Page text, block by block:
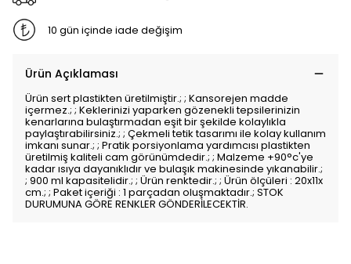
10 gün içinde iade değişim
Ürün Açıklaması
Ürün sert plastikten üretilmiştir.; ; Kansorejen madde
içermez.; ; Keklerinizi yaparken gözenekli tepsilerinizin
kenarlarına bulaştırmadan eşit bir şekilde kolaylıkla
paylaştırabilirsiniz.; ; Çekmeli tetik tasarımı ile kolay kullanım
imkanı sunar.; ; Pratik porsiyonlama yardımcısı plastikten
üretilmiş kaliteli cam görünümdedir.; ; Malzeme +90°c'ye
kadar ısıya dayanıklıdır ve bulaşık makinesinde yıkanabilir.;
; 900 ml kapasitelidir.; ; Ürün renktedir.; ; Ürün ölçüleri : 20x11x
cm.; ; Paket içeriği : 1 parçadan oluşmaktadır.; STOK
DURUMUNA GÖRE RENKLER GÖNDERİLECEKTİR.